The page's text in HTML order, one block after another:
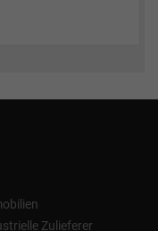
Zulieferer